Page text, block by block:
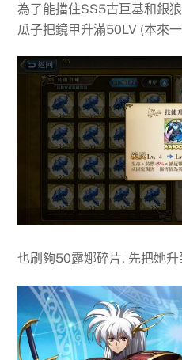
為了能擋住SS5古巨基和銀
瓜子把鏡甲升滿50LV (本來
也刷夠50露娜碎片, 先把她升